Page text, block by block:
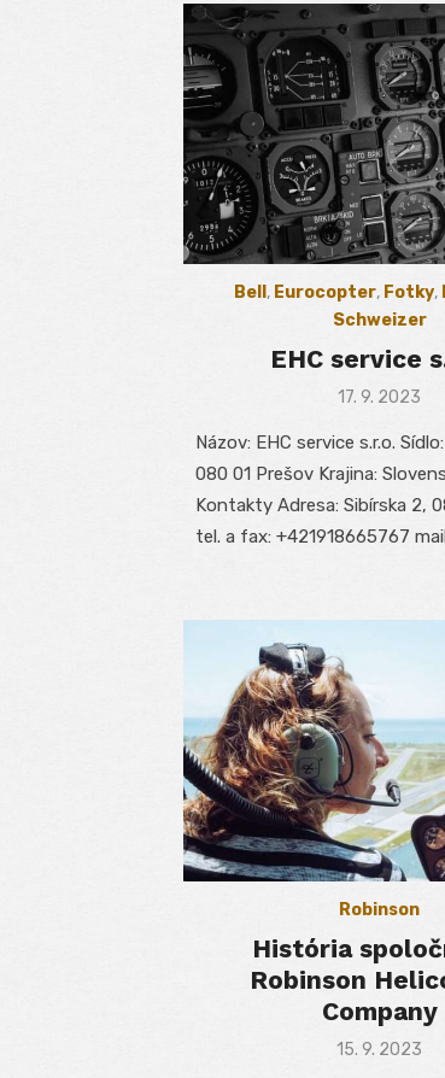
Bell , Eurocopter, Fotky,
Schweizer
EHC service
Posted
17. 9. 2023
Názov: EHC service s.r.o.
080 01 Prešov Krajina:
Kontakty Adresa: Sibírska 2,
tel. a fax: +421918665767
Robinson
História
Robinson
Company
Posted
15. 9. 2023